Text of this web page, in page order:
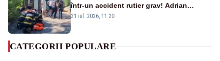
într-un accident rutier grav! Adrian
Ropotan a fost resuscitat
31 iul. 2026, 11:20
CATEGORII POPULARE